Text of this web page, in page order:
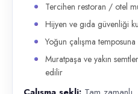
Tercihen restoran / otel
Hijyen ve gıda güvenliği
Yoğun çalışma
Muratpaşa ve yakın
edilir